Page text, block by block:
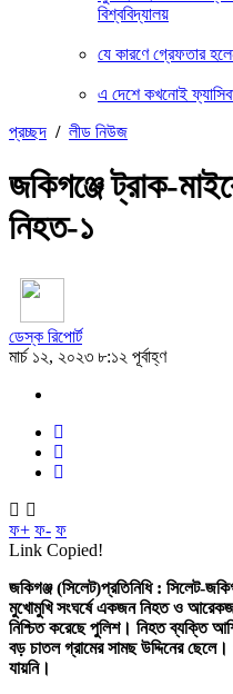
বিশ্ববিদ্যালয়
যে কারণে গ্রেফতার
এ দেশে কখনোই
প্রচ্ছদ / লীড নিউজ
জকিগঞ্জে ট্রাক-
নিহত-১
ডেস্ক রিপোর্ট
মার্চ ১২, ২০২৩ ৮:১২ পূর্বাহ্ণ
ফ+ ফ- ফ
Link Copied!
জকিগঞ্জ (সিলেট)প্রতিনিধি : সিলেট-
মুখোমুখি সংঘর্ষে একজন নিহত ও
নিশ্চিত করেছে পুলিশ। নিহত ব্যক্তি
বড় চাতল গ্রামের সামছ উদ্দিনের ছেলে।
যায়নি।